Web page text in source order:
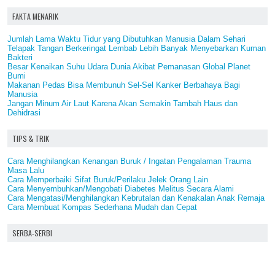
FAKTA MENARIK
Jumlah Lama Waktu Tidur yang Dibutuhkan Manusia Dalam Sehari
Telapak Tangan Berkeringat Lembab Lebih Banyak Menyebarkan Kuman
Bakteri
Besar Kenaikan Suhu Udara Dunia Akibat Pemanasan Global Planet
Bumi
Makanan Pedas Bisa Membunuh Sel-Sel Kanker Berbahaya Bagi
Manusia
Jangan Minum Air Laut Karena Akan Semakin Tambah Haus dan
Dehidrasi
TIPS & TRIK
Cara Menghilangkan Kenangan Buruk / Ingatan Pengalaman Trauma
Masa Lalu
Cara Memperbaiki Sifat Buruk/Perilaku Jelek Orang Lain
Cara Menyembuhkan/Mengobati Diabetes Melitus Secara Alami
Cara Mengatasi/Menghilangkan Kebrutalan dan Kenakalan Anak Remaja
Cara Membuat Kompas Sederhana Mudah dan Cepat
SERBA-SERBI